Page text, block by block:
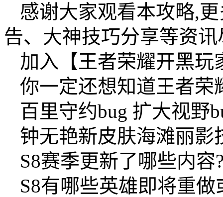
感谢大家观看本攻略,
告、大神技巧分享等资
加入【王者荣耀开黑玩
你一定还想知道王者荣
百里守约bug 扩大视野
钟无艳新皮肤海滩丽影
S8赛季更新了哪些内
S8有哪些英雄即将重